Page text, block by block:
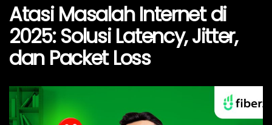
Atasi Masalah Internet di
2025: Solusi Latency, Jitter,
dan Packet Loss